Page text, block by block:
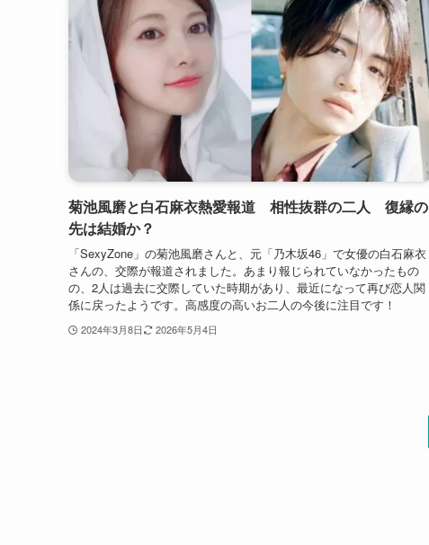
菊池風磨と白石麻衣熱愛報道 相性抜群の二人 復縁の
先は結婚か？
「SexyZone」の菊池風磨さんと、元「乃木坂46」で女優の白石麻衣
さんの、交際が報道されました。あまり報じられていなかったもの
の、2人は過去に交際していた時期があり、最近になって再び恋人関
係に戻ったようです。高感度の高いお二人の今後に注目です！
2024年3月8日 2026年5月4日